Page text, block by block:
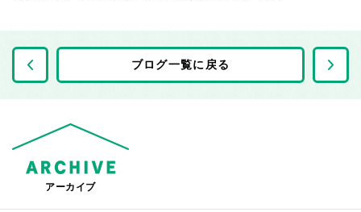
ブログ一覧に戻る
アーカイブ